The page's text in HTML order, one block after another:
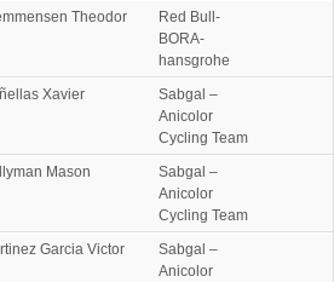
Theodor
Red Bull-
BORA-
hansgrohe
Xavier
Sabgal –
Anicolor
Cycling Team
Mason
Sabgal –
Anicolor
Cycling Team
Garcia Victor
Sabgal –
Anicolor